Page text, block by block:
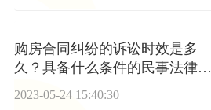
购房合同纠纷的诉讼时效是多
久？具备什么条件的民事法律行
为有效？
2023-05-24 15:40:30